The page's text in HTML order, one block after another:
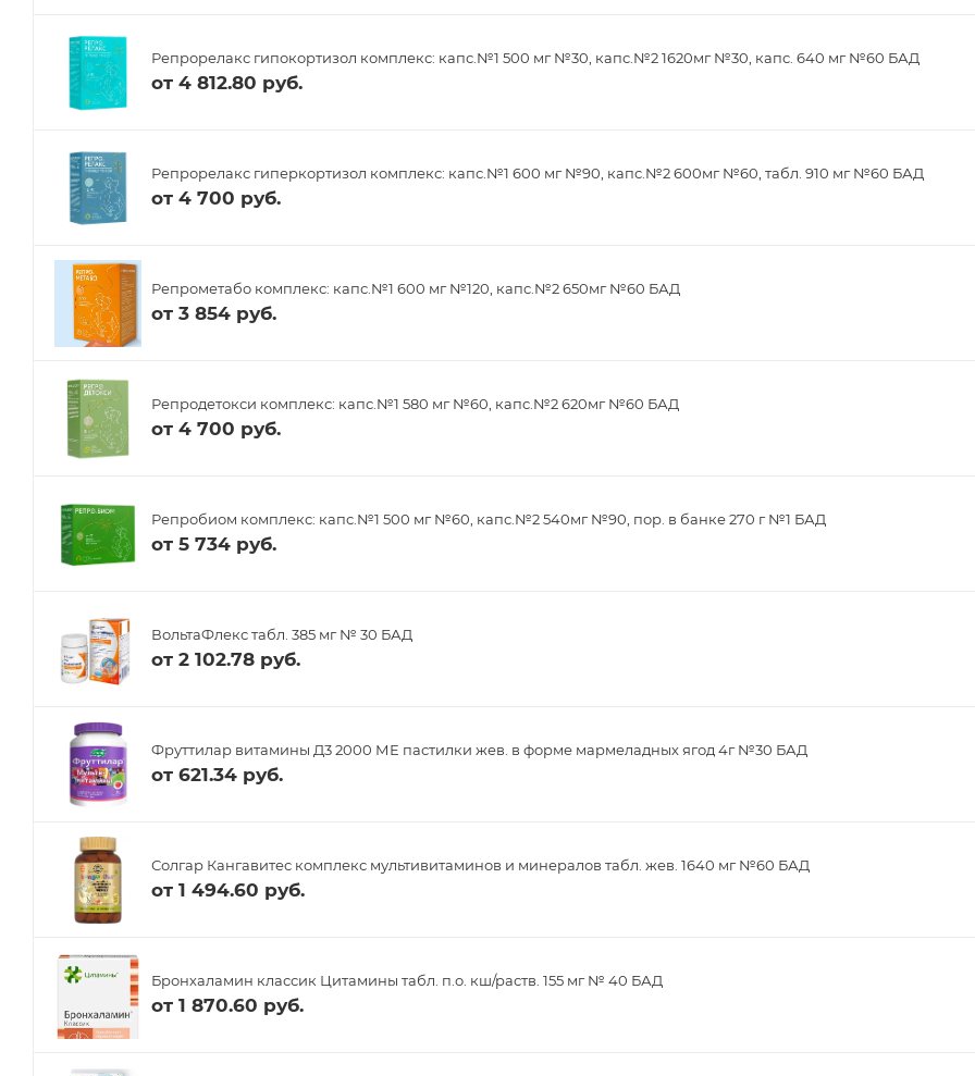
Репрорелакс гипокортизол комплекс: капс.№1 500 мг №30, капс.№2 1620мг №30, капс. 640 мг №60 БАД
от 4 812.80 руб.
Репрорелакс гиперкортизол комплекс: капс.№1 600 мг №90, капс.№2 600мг №60, табл. 910 мг №60 БАД
от 4 700 руб.
Репрометабо комплекс: капс.№1 600 мг №120, капс.№2 650мг №60 БАД
от 3 854 руб.
Репродетокси комплекс: капс.№1 580 мг №60, капс.№2 620мг №60 БАД
от 4 700 руб.
Репробиом комплекс: капс.№1 500 мг №60, капс.№2 540мг №90, пор. в банке 270 г №1 БАД
от 5 734 руб.
ВольтаФлекс табл. 385 мг № 30 БАД
от 2 102.78 руб.
Фруттилар витамины Д3 2000 МЕ пастилки жев. в форме мармеладных ягод 4г №30 БАД
от 621.34 руб.
Солгар Кангавитес комплекс мультивитаминов и минералов табл. жев. 1640 мг №60 БАД
от 1 494.60 руб.
Бронхаламин классик Цитамины табл. п.о. кш/раств. 155 мг № 40 БАД
от 1 870.60 руб.